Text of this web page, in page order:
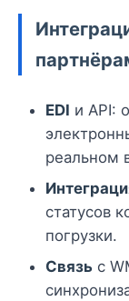
EDI и API:
реальном
статусов
погрузки.
Связь с